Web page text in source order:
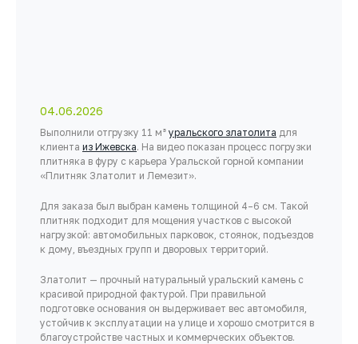
04.06.2026
Выполнили отгрузку 11 м³ уральского златолита для
клиента из Ижевска. На видео показан процесс погрузки
плитняка в фуру с карьера Уральской горной компании
«Плитняк Златолит и Лемезит».
Для заказа был выбран камень толщиной 4–6 см. Такой
плитняк подходит для мощения участков с высокой
нагрузкой: автомобильных парковок, стоянок, подъездов
к дому, въездных групп и дворовых территорий.
Златолит — прочный натуральный уральский камень с
красивой природной фактурой. При правильной
подготовке основания он выдерживает вес автомобиля,
устойчив к эксплуатации на улице и хорошо смотрится в
благоустройстве частных и коммерческих объектов.